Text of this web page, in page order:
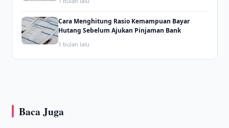
Cara Menghitung Rasio Kemampuan Bayar
Hutang Sebelum Ajukan Pinjaman Bank
1 bulan lalu
Baca Juga